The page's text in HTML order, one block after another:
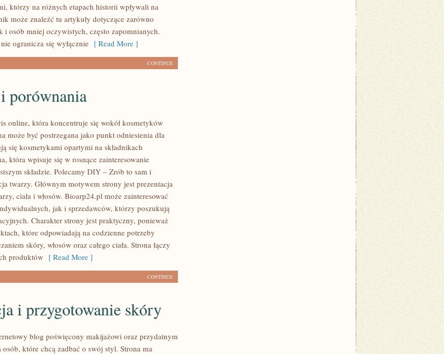
którzy na różnych etapach historii wpływali na
może znaleźć tu artykuły dotyczące zarówno
i osób mniej oczywistych, często zapomnianych.
ogranicza się wyłącznie [ Read More ]
CONTINUE
porównania
online, która koncentruje się wokół kosmetyków
może być postrzegana jako punkt odniesienia dla
się kosmetykami opartymi na składnikach
która wpisuje się w rosnące zainteresowanie
składzie. Polecamy DIY – Zrób to sam i
twarzy. Głównym motywem strony jest prezentacja
ciała i włosów. Bioarp24.pl może zainteresować
jak i sprzedawców, którzy poszukują
Charakter strony jest praktyczny, ponieważ
które odpowiadają na codzienne potrzeby
skóry, włosów oraz całego ciała. Strona łączy
produktów [ Read More ]
CONTINUE
i przygotowanie skóry
blog poświęcony makijażowi oraz przydatnym
które chcą zadbać o swój styl. Strona ma